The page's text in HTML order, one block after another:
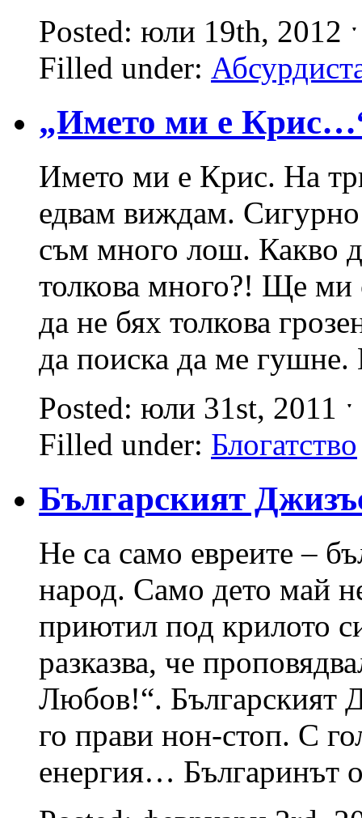
Posted: юли 19th, 2012
Filled under:
„Името ми е
Името ми е Крис. На
едвам виждам.
съм много лош. Какво
толкова много?! Ще
да не бях толкова
да поиска да ме
Posted: юли 31st, 2011
Filled under: Блогатство
Българският
Не са само евреите –
народ. Само дето май
приютил под крилото
разказва, че
Любов!“. Българският
го прави нон-стоп. С
енергия… Българинът